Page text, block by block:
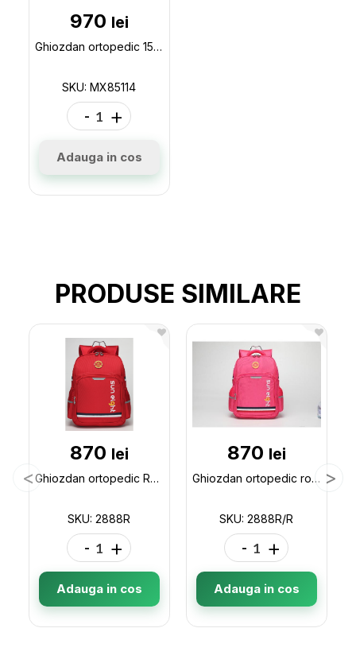
970 lei
Ghiozdan ortopedic 15 Maxi Girl (145-175cm) MX85114
SKU: MX85114
- +
Adauga in cos
PRODUSE SIMILARE
870 lei
Ghiozdan ortopedic Red 2888R
SKU: 2888R
- +
Adauga in cos
870 lei
Ghiozdan ortopedic rose red 2888R/R
SKU: 2888R/R
- +
Adauga in cos